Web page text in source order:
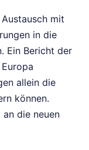
mit
in die
Ein Bericht der
allein die
können.
die neuen